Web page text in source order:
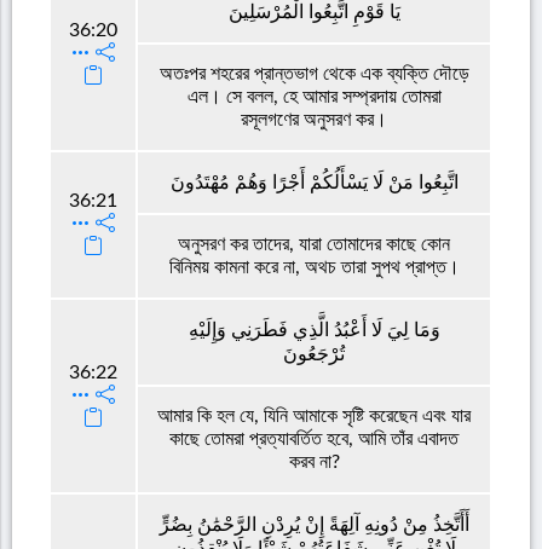
36:20
يَا قَوْمِ اتَّبِعُوا الْمُرْسَلِينَ
অতঃপর শহরের প্রান্তভাগ থেকে এক ব্যক্তি দৌড়ে
এল। সে বলল, হে আমার সম্প্রদায় তোমরা
রসূলগণের অনুসরণ কর।
36:21
اتَّبِعُوا مَنْ لَا يَسْأَلُكُمْ أَجْرًا وَهُمْ مُهْتَدُونَ
অনুসরণ কর তাদের, যারা তোমাদের কাছে কোন
বিনিময় কামনা করে না, অথচ তারা সুপথ প্রাপ্ত।
36:22
وَمَا لِيَ لَا أَعْبُدُ الَّذِي فَطَرَنِي وَإِلَيْهِ
تُرْجَعُونَ
আমার কি হল যে, যিনি আমাকে সৃষ্টি করেছেন এবং যার
কাছে তোমরা প্রত্যাবর্তিত হবে, আমি তাঁর এবাদত
করব না?
أَأَتَّخِذُ مِنْ دُونِهِ آلِهَةً إِنْ يُرِدْنِ الرَّحْمَٰنُ بِضُرٍّ